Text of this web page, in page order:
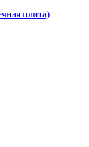
плита)